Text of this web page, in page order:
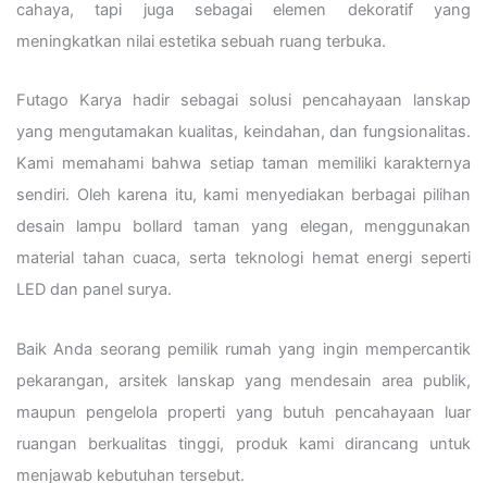
cahaya, tapi juga sebagai elemen dekoratif yang
meningkatkan nilai estetika sebuah ruang terbuka.
Futago Karya hadir sebagai solusi pencahayaan lanskap
yang mengutamakan kualitas, keindahan, dan fungsionalitas.
Kami memahami bahwa setiap taman memiliki karakternya
sendiri. Oleh karena itu, kami menyediakan berbagai pilihan
desain lampu bollard taman yang elegan, menggunakan
material tahan cuaca, serta teknologi hemat energi seperti
LED dan panel surya.
Baik Anda seorang pemilik rumah yang ingin mempercantik
pekarangan, arsitek lanskap yang mendesain area publik,
maupun pengelola properti yang butuh pencahayaan luar
ruangan berkualitas tinggi, produk kami dirancang untuk
menjawab kebutuhan tersebut.